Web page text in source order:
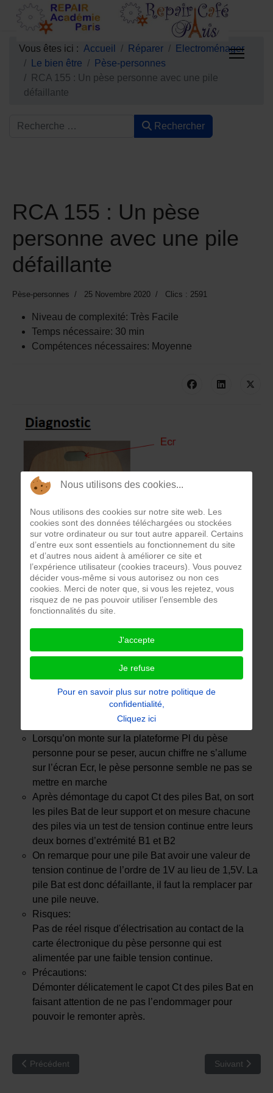
Vous êtes ici : Accueil Réparer
Electroménager
Le bien être
Pèse-personnes
RCA 155 : Un pèse personne avec une pile
défaillante
Rechercher
RCA 155 : Un pèse
personne avec une pile
défaillante
Pèse-personnes 25 Novembre 2020 Clics : 2591
Niveau de complexité: Très Facile
Temps nécessaire: 30 min
Compétences nécessaires: Moyenne
Lorsqu’on monte sur la plateforme Pl du pèse
personne pour se peser, aucun chiffre ne s’allume
sur l’écran Ecr, le pèse personne semble ne pas se
mettre en marche
Après démontage du capot Ct des piles Bat, on sort
les piles Bat de leur support et on mesure chacune
des piles via un test de tension continue entre leurs
deux bornes d’extrémité B1 et B2
On remarque pour une pile Bat avoir une valeur de
tension continue de l’ordre de 1V au lieu de 1,5V. La
pile Bat est donc défaillante, il faut la remplacer par
une pile neuve.
Risques:
Pas de réel risque d'électrisation au contact de la
carte électronique du pèse personne qui est
alimentée par une faible tension continue.
Précautions:
Démonter délicatement le capot Ct des piles Bat en
faisant attention de ne pas l’endommager pour
pouvoir le remonter après.
Article précédent : RCA 156 : Un pèse personne avec une
Précédent Article suivant
Suivant
Nous utilisons des cookies...
Nous utilisons des cookies sur notre site web. Les
cookies sont des données téléchargées ou stockées
sur votre ordinateur ou sur tout autre appareil. Certains
d’entre eux sont essentiels au fonctionnement du site
et d’autres nous aident à améliorer ce site et
l’expérience utilisateur (cookies traceurs). Vous pouvez
décider vous-même si vous autorisez ou non ces
cookies. Merci de noter que, si vous les rejetez, vous
risquez de ne pas pouvoir utiliser l’ensemble des
fonctionnalités du site.
J'accepte
Je refuse
Pour en savoir plus sur notre politique de
confidentialité,
Cliquez ici